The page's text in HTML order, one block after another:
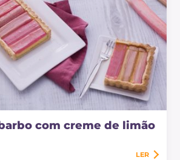
com creme de limão
LER